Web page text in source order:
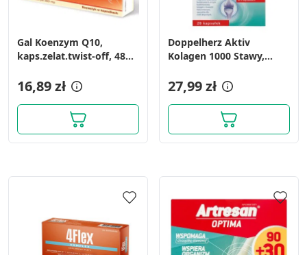
Gal Koenzym Q10,
kaps.zelat.twist-off, 48
16,89 zł
Doppelherz Aktiv
Kolagen 1000 Stawy,
27,99 zł